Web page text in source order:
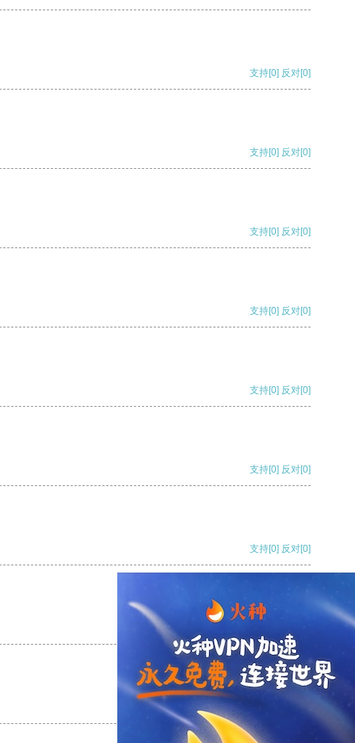
支持[0] 反对[0]
支持[0] 反对[0]
支持[0] 反对[0]
支持[0] 反对[0]
支持[0] 反对[0]
支持[0] 反对[0]
支持[0] 反对[0]
反对